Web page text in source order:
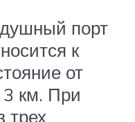
порт
к
от
3 км. При
трех